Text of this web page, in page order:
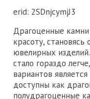
erid: 2SDnjcymjJ3
Драгоценные
красоту,
ювелирных
стало гораздо
вариантов
доступны как
полудрагоценные